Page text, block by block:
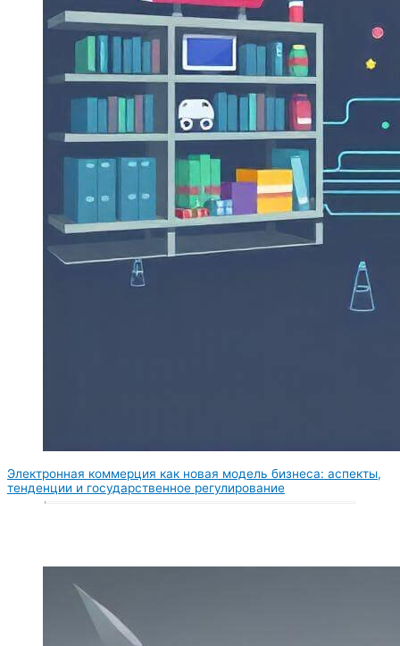
Электронная коммерция как новая модель бизнеса: аспекты,
тенденции и государственное регулирование